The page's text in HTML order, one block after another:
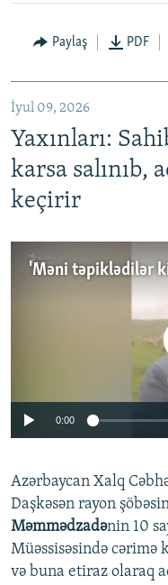
Paylaş PDF
İyul 09, 2026
Yaxınları:
karsa salınıb,
keçirir
Auto 240p
720p
No media
0:00
Azərbaycan Xalq
Daşkəsən rayon
Məmmədzadənin 10
Müəssisəsində cərimə
və buna etiraz olaraq